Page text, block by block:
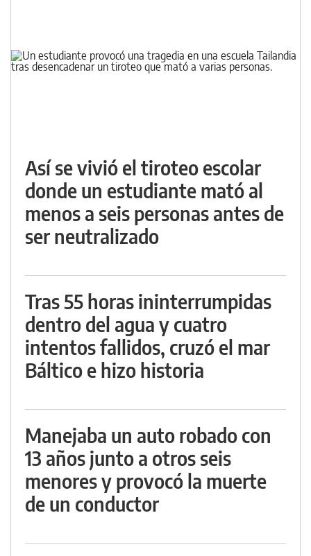
Así se vivió el tiroteo escolar
donde un estudiante mató al
menos a seis personas antes de
ser neutralizado
Tras 55 horas ininterrumpidas
dentro del agua y cuatro
intentos fallidos, cruzó el mar
Báltico e hizo historia
Manejaba un auto robado con
13 años junto a otros seis
menores y provocó la muerte
de un conductor